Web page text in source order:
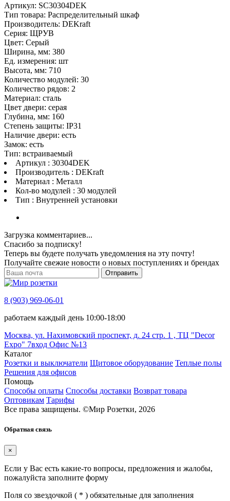
Артикул: SC30304DEK
Тип товара: Распределительный шкаф
Производитель: DEKraft
Серия: ЩРУВ
Цвет: Серый
Ширина, мм: 380
Ед. измерения: шт
Высота, мм: 710
Количество модулей: 30
Количество рядов: 2
Материал: сталь
Цвет двери: серая
Глубина, мм: 160
Степень защиты: IP31
Наличие двери: есть
Замок: есть
Тип: встраиваемый
Артикул : 30304DEK
Производитель : DEKraft
Материал : Металл
Кол-во модулей : 30 модулей
Тип : Внутренней установки
Загрузка комментариев...
Спасибо за подписку!
Теперь вы будете получать уведомления на эту почту!
Получайте свежие новости о новых поступлениях и брендах
Отправить
8 (903) 969-06-01
работаем каждый день 10:00-18:00
Москва, ул. Нахимовский проспект, д. 24 стр. 1 , ТЦ "Decor
Expo" 7вход Офис №13
Каталог
Розетки и выключатели Щитовое оборудование Теплые полы
Решения для офисов
Помощь
Способы оплаты Способы доставки Возврат товара
Оптовикам Тарифы
Все права защищены. ©Мир Розетки, 2026
Обратная связь
×
Если у Вас есть какие-то вопросы, предложения и жалобы,
пожалуйста заполните форму
Поля со звездочкой ( * ) обязательные для заполнения